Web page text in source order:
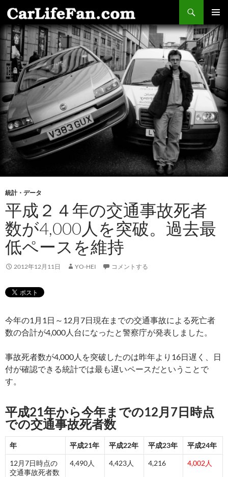
索
メインメ
ニュー
コ
ン
テ
ン
ツ
へ
ス
キ
ッ
プ
統計・データ
平成２４年の交通事故死者
数が4,000人を突破。過去最
低ペースを維持
2012年12月11日 YO-HEI コメントする
今年の1月1日～12月7日現在までの交通事故による死亡者
数の合計が4,000人台になったと警察庁が発表しました。
事故死者数が4,000人を突破したのは昨年より16日遅く、日
付が確認できる統計では最も遅いペースだということで
す。
平成21年から今年までの12月7日時点
での交通事故死者数
年 平成21年 平成22年 平成23年 平成24年
12月7日時点の
交通事故死者数
4,490人 4,423人 4,216 4,002人